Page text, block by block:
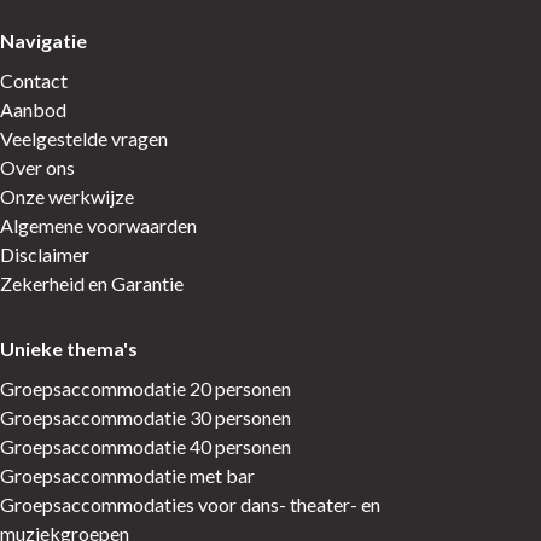
Navigatie
Contact
Aanbod
Veelgestelde vragen
Over ons
Onze werkwijze
Algemene voorwaarden
Disclaimer
Zekerheid en Garantie
Unieke thema's
Groepsaccommodatie 20 personen
Groepsaccommodatie 30 personen
Groepsaccommodatie 40 personen
Groepsaccommodatie met bar
Groepsaccommodaties voor dans- theater- en
muziekgroepen